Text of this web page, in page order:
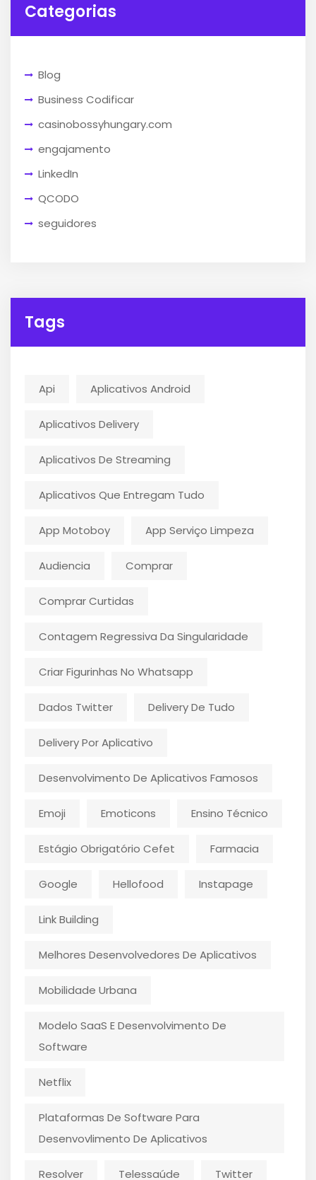
Categorias
Blog
Business Codificar
casinobossyhungary.com
engajamento
LinkedIn
QCODO
seguidores
Tags
Api Aplicativos Android
Aplicativos Delivery
Aplicativos De Streaming
Aplicativos Que Entregam Tudo
App Motoboy App Serviço Limpeza
Audiencia Comprar
Comprar Curtidas
Contagem Regressiva Da Singularidade
Criar Figurinhas No Whatsapp
Dados Twitter Delivery De Tudo
Delivery Por Aplicativo
Desenvolvimento De Aplicativos Famosos
Emoji Emoticons Ensino Técnico
Estágio Obrigatório Cefet Farmacia
Google Hellofood Instapage
Link Building
Melhores Desenvolvedores De Aplicativos
Mobilidade Urbana
Modelo SaaS E Desenvolvimento De
Software
Netflix
Plataformas De Software Para
Desenvovlimento De Aplicativos
Resolver Telessaúde Twitter